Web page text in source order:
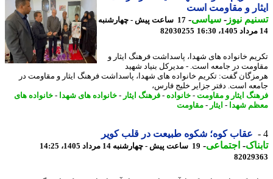
و مقاومت است
نیوز-سیاسی-
17 ساعت پیش - چهارشنبه
82030255
خانواده های شهدا، پاسداشت فرهنگ ایثار و
در جامعه است. - مدیرکل بنیاد شهید
گفت: تکریم خانواده های شهدا، پاسداشت فرهنگ ایثار و مقاومت در
است. دفتر جزایر خلیج فارس،
ایثار و مقاومت-خانواده- فرهنگ ایثار -خانواده های شهدا-خانواده های
شهدا-ایثار -مقاومت
عقاب کوه؛ شکوه طبیعت در قلب کویر
-اجتماعی-19 ساعت پیش - چهارشنبه 14 مرداد 1405، 14:25